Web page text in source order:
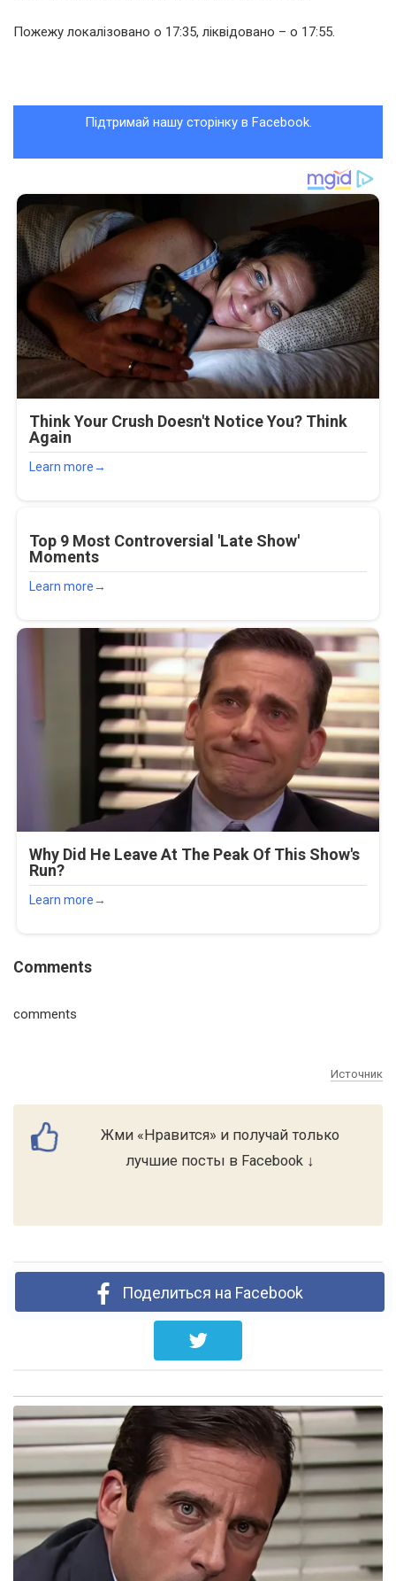
Пожежу локалізовано о 17:35, ліквідовано – о 17:55.
Підтримай нашу сторінку в Facebook.
Comments
comments
Источник
Жми «Нравится» и получай только
лучшие посты в Facebook ↓
Поделиться на Facebook